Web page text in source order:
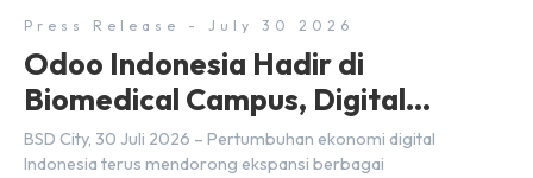
Press Release - July 30 2026
Odoo Indonesia Hadir di
Biomedical Campus, Digital
Hub, BSD City
BSD City, 30 Juli 2026 – Pertumbuhan ekonomi digital
Indonesia terus mendorong ekspansi berbagai